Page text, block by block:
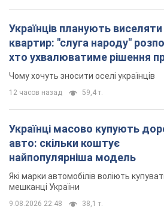
Українців планують виселяти
квартир: "слуга народу"
хто ухвалюватиме рішення
знесення будинків
Чому хочуть зносити оселі українців
12 часов назад 59,4 т.
Українці масово купують
авто: скільки коштує
найпопулярніша модель
Які марки автомобілів воліють
мешканці України
9.08.2026 22:48 38,1 т.